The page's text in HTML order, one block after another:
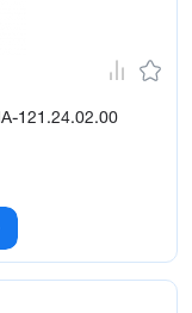
121.24.02.00